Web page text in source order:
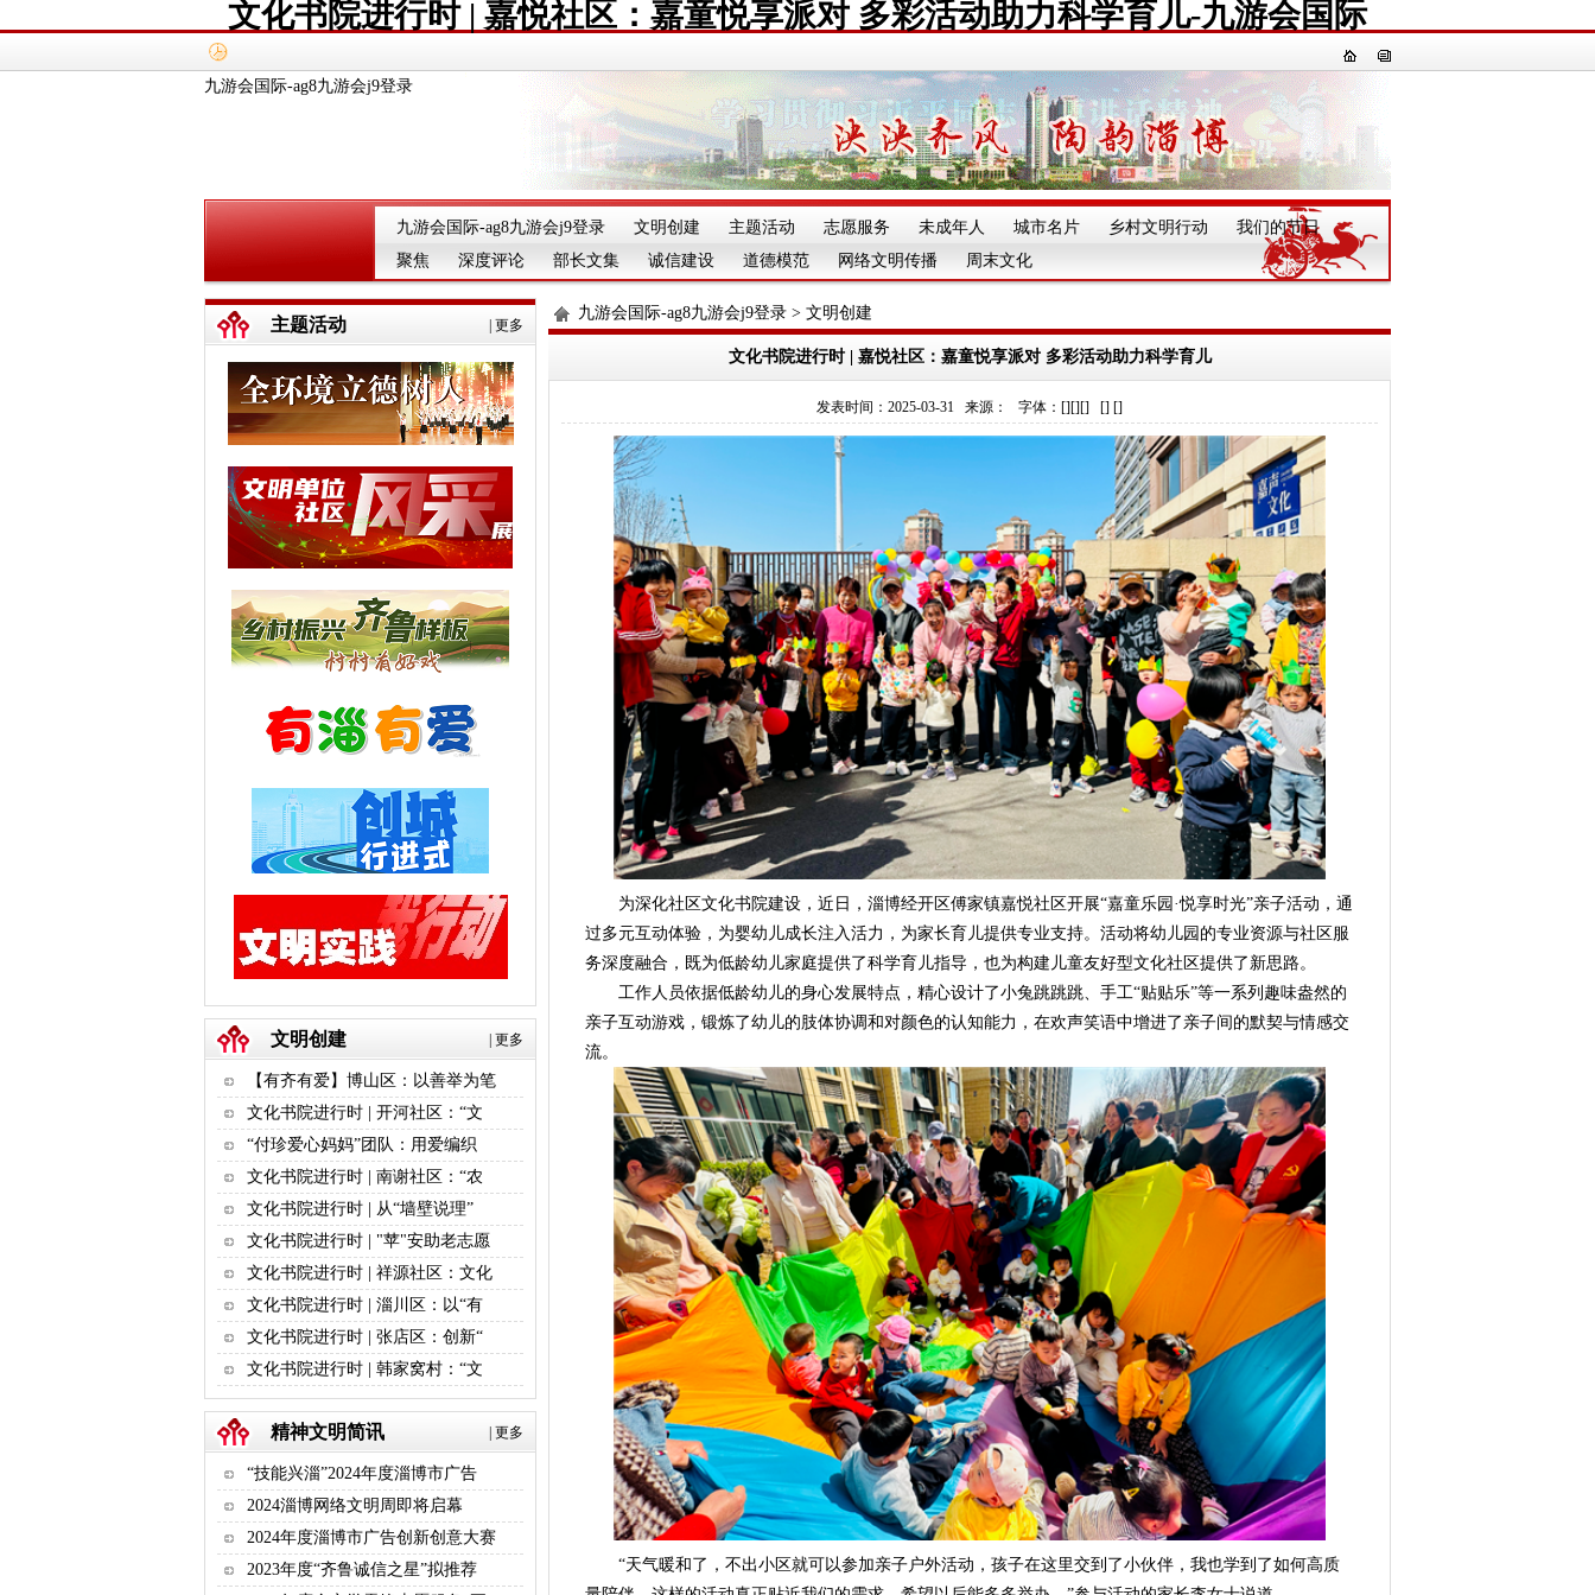
文化书院进行时 | 嘉悦社区：嘉童悦享派对 多彩活动助力科学育儿-九游会国际
九游会国际-ag8九游会j9登录
九游会国际-ag8九游会j9登录 文明创建 主题活动 志愿服务 未成年人 城市名片 乡村文明行动 我们的节日 一
聚焦
深度评论 部长文集 诚信建设 道德模范 网络文明传播 周末文化
更多
主题活动
更多
文明创建
【有齐有爱】博山区：以善举为笔
文化书院进行时 | 开河社区：“文
“付珍爱心妈妈”团队：用爱编织
文化书院进行时 | 南谢社区：“农
文化书院进行时 | 从“墙壁说理”
文化书院进行时 | "苹"安助老志愿
文化书院进行时 | 祥源社区：文化
文化书院进行时 | 淄川区：以“有
文化书院进行时 | 张店区：创新“
文化书院进行时 | 韩家窝村：“文
更多
精神文明简讯
“技能兴淄”2024年度淄博市广告
2024淄博网络文明周即将启幕
2024年度淄博市广告创新创意大赛
2023年度“齐鲁诚信之星”拟推荐
九游会国际-ag8九游会j9登录 > 文明创建
文化书院进行时 | 嘉悦社区：嘉童悦享派对 多彩活动助力科学育儿
发表时间：2025-03-31 来源： 字体：[][][] [] []
为深化社区文化书院建设，近日，淄博经开区傅家镇嘉悦社区开展“嘉童乐园·悦享时光”亲子活动，通
过多元互动体验，为婴幼儿成长注入活力，为家长育儿提供专业支持。活动将幼儿园的专业资源与社区服
务深度融合，既为低龄幼儿家庭提供了科学育儿指导，也为构建儿童友好型文化社区提供了新思路。
工作人员依据低龄幼儿的身心发展特点，精心设计了小兔跳跳跳、手工“贴贴乐”等一系列趣味盎然的
亲子互动游戏，锻炼了幼儿的肢体协调和对颜色的认知能力，在欢声笑语中增进了亲子间的默契与情感交
流。
“天气暖和了，不出小区就可以参加亲子户外活动，孩子在这里交到了小伙伴，我也学到了如何高质